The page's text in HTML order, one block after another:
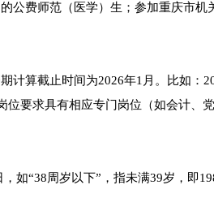
公费师范（医学）生；参加重庆市
计算截止时间为2026年1月。比如：
位要求具有相应专门岗位（如会计、
如“38周岁以下”，指未满39岁，即